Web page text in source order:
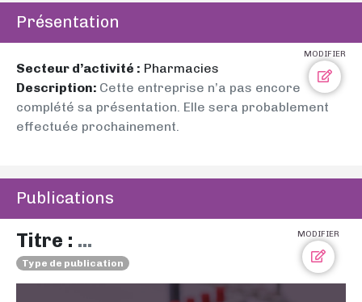
Présentation
MODIFIER
Secteur d’activité : Pharmacies
Description: Cette entreprise n’a pas encore
complété sa présentation. Elle sera probablement
effectuée prochainement.
Publications
MODIFIER
Titre : ...
Type de publication